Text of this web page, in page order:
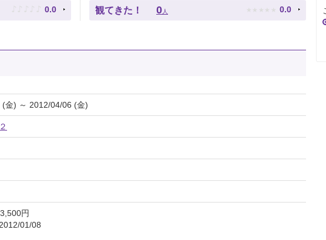
♪ ♪ ♪ ♪ ♪ 0.0 観てきた！ 0 人 ★ ★ ★ ★ ★ 0.0
(金) ～ 2012/04/06 (金)
円
01/08